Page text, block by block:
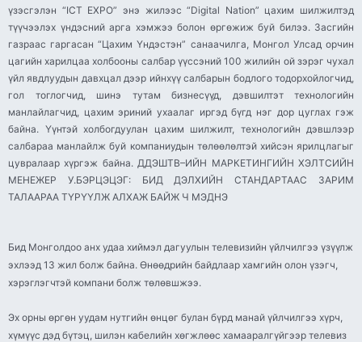
үзэсгэлэн “ICT EXPO” энэ жилээс “Digital Nation” цахим шилжилтэд
түүчээлэх үндэсний арга хэмжээ болон өргөжиж буй билээ. Засгийн
газраас гаргасан “Цахим Үндэстэн” санаачилга, Монгол Улсад орчин
цагийн харилцаа холбооны салбар үүссэний 100 жилийн ой зэрэг чухал
үйл явдлуудын давхцал дээр ийнхүү салбарын бодлого тодорхойлогчид,
гол тоглогчид, шинэ тутам бизнесүүд, дэвшилтэт технологийн
манлайлагчид, цахим эриний ухаалаг иргэд бүгд нэг дор цуглах гэж
байна. Үүнтэй холбогдуулан цахим шилжилт, технологийн дэвшлээр
салбараа манлайлж буй компаниудын төлөөлөлтэй хийсэн ярилцлагыг
цувралаар хүргэж байна. ДДЭШТВ–ИЙН МАРКЕТИНГИЙН ХЭЛТСИЙН
МЕНЕЖЕР У.БЭРЦЭЦЭГ: БИД ДЭЛХИЙН СТАНДАРТААС ЗАРИМ
ТАЛААРАА ТҮРҮҮЛЖ АЛХАЖ БАЙЖ Ч МЭДНЭ
Бид Монголдоо анх удаа хиймэл дагуулын телевизийн үйлчилгээ үзүүлж
эхлээд 13 жил болж байна. Өнөөдрийн байдлаар хамгийн олон үзэгч,
хэрэглэгчтэй компани болж төлөвшжээ.
Эх орны өргөн уудам нутгийн өнцөг булан бүрд манай үйлчилгээ хүрч,
хүмүүс дэд бүтэц, шилэн кабелийн хөгжлөөс хамааралгүйгээр телевиз